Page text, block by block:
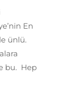
En
ünlü.
bu. Hep